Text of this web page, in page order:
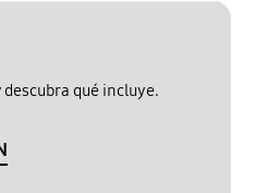
qué incluye.